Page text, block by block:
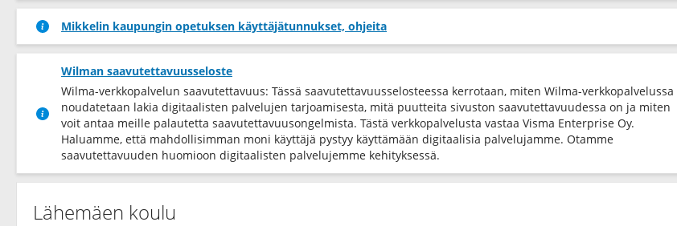
Mikkelin kaupungin opetuksen käyttäjätunnukset, ohjeita
Wilman saavutettavuusseloste
Wilma-verkkopalvelun saavutettavuus: Tässä saavutettavuusselosteessa kerrotaan, miten Wilma-verkkopalvelussa
noudatetaan lakia digitaalisten palvelujen tarjoamisesta, mitä puutteita sivuston saavutettavuudessa on ja miten
voit antaa meille palautetta saavutettavuusongelmista. Tästä verkkopalvelusta vastaa Visma Enterprise Oy.
Haluamme, että mahdollisimman moni käyttäjä pystyy käyttämään digitaalisia palvelujamme. Otamme
saavutettavuuden huomioon digitaalisten palvelujemme kehityksessä.
Lähemäen koulu